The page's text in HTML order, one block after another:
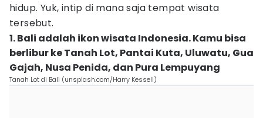
hidup. Yuk, intip di mana saja tempat wisata
tersebut.
1. Bali adalah ikon wisata Indonesia. Kamu bisa
berlibur ke Tanah Lot, Pantai Kuta, Uluwatu, Gua
Gajah, Nusa Penida, dan Pura Lempuyang
Tanah Lot di Bali (unsplash.com/Harry Kessell)